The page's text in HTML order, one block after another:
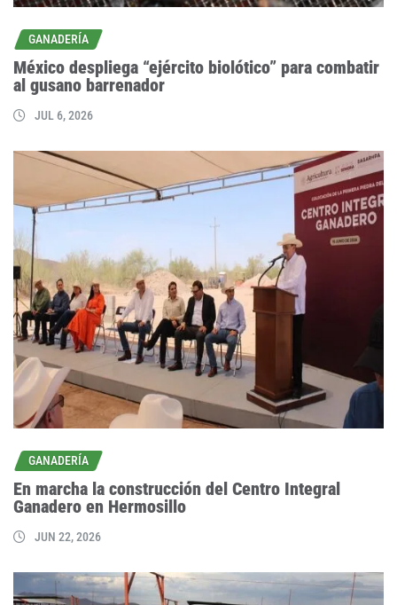
GANADERÍA
México despliega “ejército biolótico” para combatir
al gusano barrenador
JUL 6, 2026
GANADERÍA
En marcha la construcción del Centro Integral
Ganadero en Hermosillo
JUN 22, 2026